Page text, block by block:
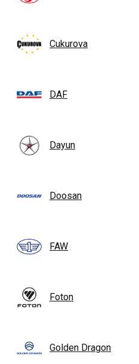
Cukurova
DAF
Dayun
Doosan
FAW
Foton
Golden Dragon